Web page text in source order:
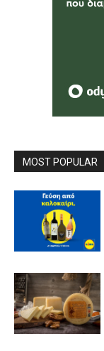
MOST POPULAR